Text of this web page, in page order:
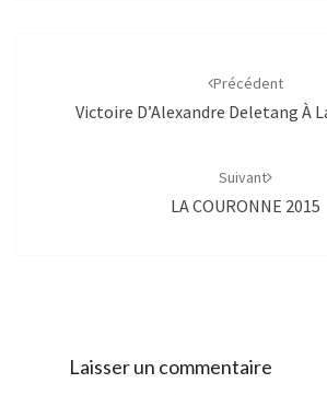
Précédent
Victoire D’Alexandre Deletang À
Suivant
LA COURONNE 2015
Laisser un commentaire